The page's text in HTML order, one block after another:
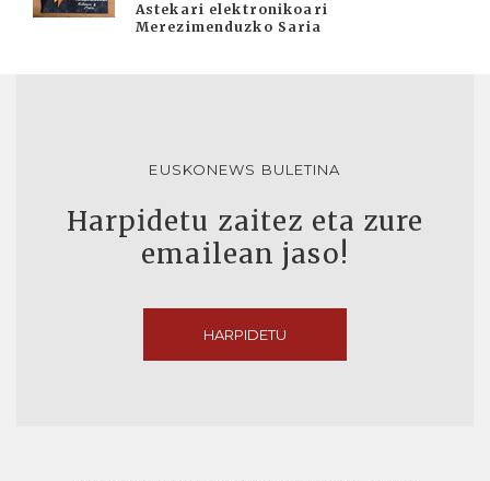
Astekari elektronikoari
Merezimenduzko Saria
EUSKONEWS BULETINA
Harpidetu zaitez eta zure
emailean jaso!
HARPIDETU